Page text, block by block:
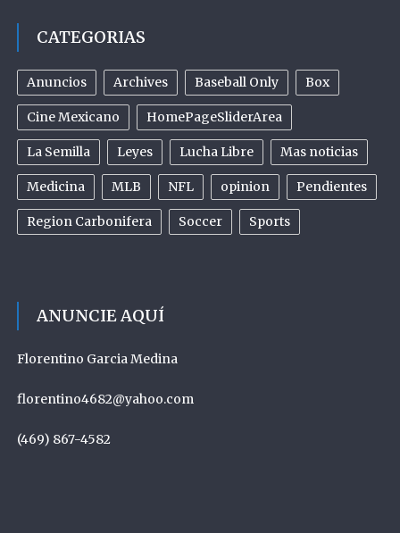
CATEGORIAS
Anuncios Archives Baseball Only Box
Cine Mexicano HomePageSliderArea
La Semilla Leyes Lucha Libre Mas noticias
Medicina MLB NFL opinion Pendientes
Region Carbonifera Soccer Sports
ANUNCIE AQUÍ
Florentino Garcia Medina
florentino4682@yahoo.com
(469) 867-4582